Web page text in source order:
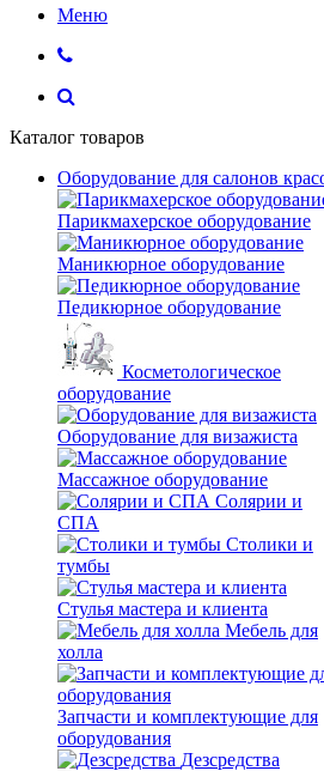
Меню
Каталог товаров
Оборудование для салонов
Парикмахерское оборудование
Маникюрное оборудование
Педикюрное оборудование
Косметологическое
оборудование
Оборудование для визажиста
Массажное оборудование
Солярии и
СПА
Столики и
тумбы
Стулья мастера и клиента
Мебель для
холла
Запчасти и комплектующие для
оборудования
Дезсредства